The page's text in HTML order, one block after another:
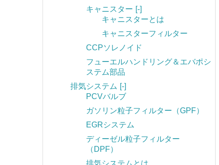
キャニスター [-]
キャニスターとは
キャニスターフィルター
CCPソレノイド
フューエルハンドリング＆エバポシ
ステム部品
排気システム [-]
PCVバルブ
ガソリン粒子フィルター（GPF）
EGRシステム
ディーゼル粒子フィルター
（DPF）